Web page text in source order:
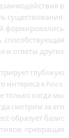
в
существования.
формировались
способствующая
и ответы других.
глубокую
интереса к Pinco.
когда мы
смотрим за его
образует базис
превращая